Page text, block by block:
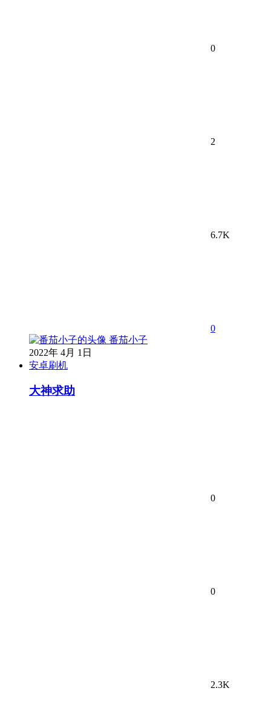
0
2
6.7K
0
番茄小子
2022年 4月 1日
安卓刷机
大神求助
0
0
2.3K